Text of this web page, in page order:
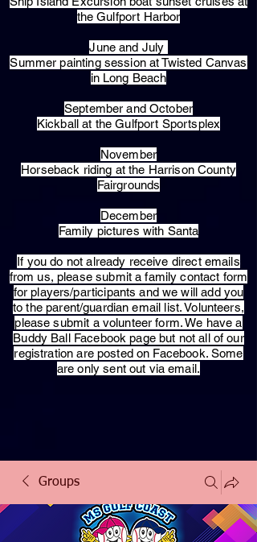
the Gulfport Harbor
June and July
Summer painting session at Twisted Canvas
in Long Beach
September and October
Kickball at the Gulfport Sportsplex
November
Horseback riding at the Harrison County
Fairgrounds
December
Family pictures with Santa
​If you do not already receive direct emails
from us, please submit a family contact form
for players/participants and we will add you
to the parent/guardian email list. Volunteers,
please submit a volunteer form. We have a
Buddy Ball Facebook page but not all of our
registration are posted on Facebook. Some
are only sent out via email.
Groups